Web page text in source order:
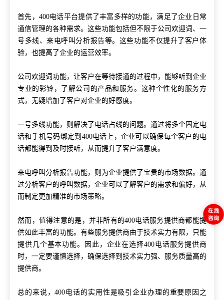
首先， 400电话平台提供了丰富多样的功能，满足了企业日常
通信管理的各种需求。这些功能包括但不限于公司欢迎词、一
号多线、来电呼叫分析报告等。这些功能不仅提升了客户体
验，也提高了企业的运营效率。
公司欢迎词功能，让客户在等待接通的过程中，能够听到企业
专业的彩铃，了解公司的产品和服务。这种个性化的服务方
式，无疑增加了客户对企业的好感度。
一号多线功能，则解决了电话占线的问题。通过将多个固定电
话和手机号码绑定到 400电话上，企业可以确保每个客户的电
话都能得到及时接听，从而提升了客户满意度。
来电呼叫分析报告功能，则为企业提供了宝贵的市场数据。通
过分析客户的呼叫数据，企业可以了解客户的需求和偏好，从
而制定更加精准的市场策略。
然而，值得注意的是，并非所有的400电话服务提供商都能提
供如此丰富的功能。有些服务提供商由于技术实力有限，只能
提供几个基本功能。因此，企业在选择400电话服务提供商
时，一定要谨慎选择，确保选择到技术实力强、服务质量高的
提供商。
总的来说，400电话的实用性是吸引企业办理的重要原因之